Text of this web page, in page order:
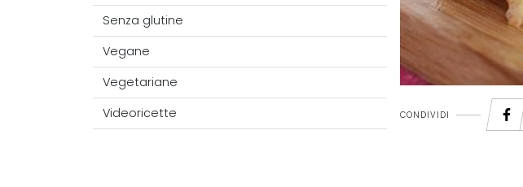
Senza glutine
Vegane
Vegetariane
Videoricette CONDIVIDI